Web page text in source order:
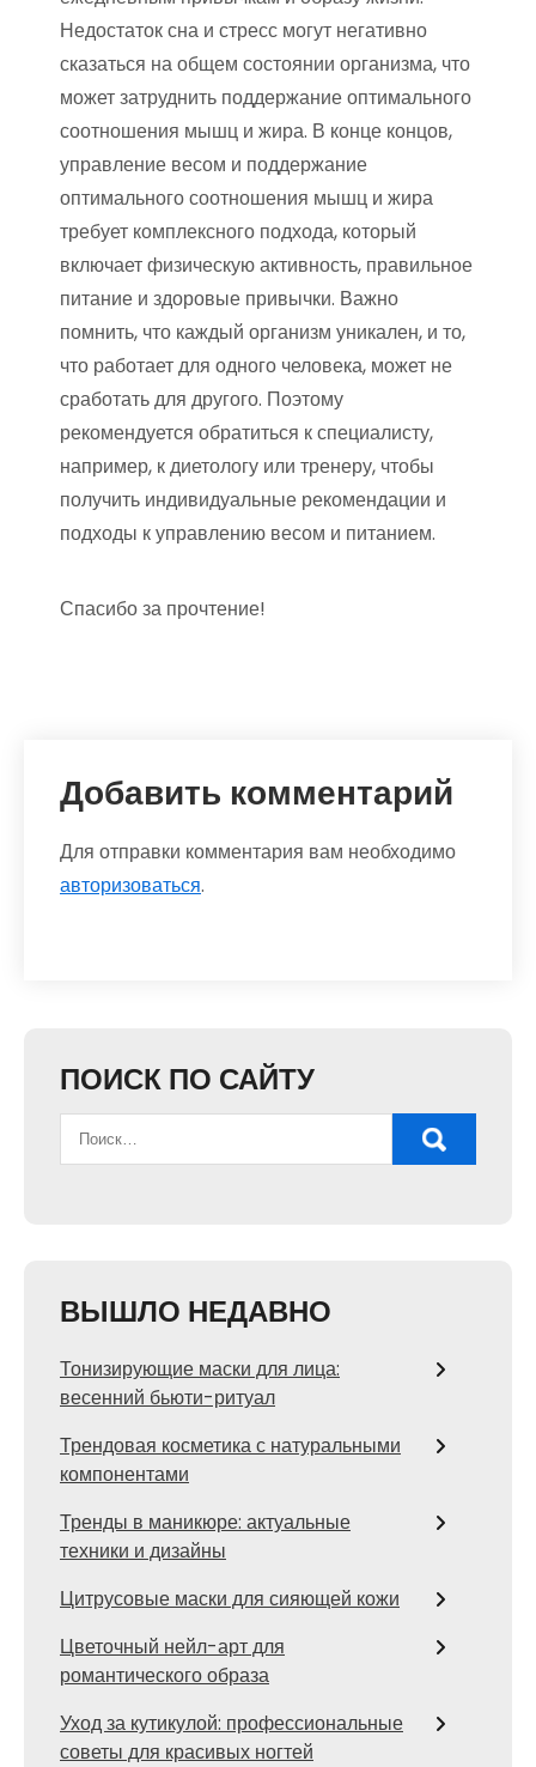
Недостаток сна и стресс могут негативно
сказаться на общем состоянии организма, что
может затруднить поддержание оптимального
соотношения мышц и жира. В конце концов,
управление весом и поддержание
оптимального соотношения мышц и жира
требует комплексного подхода, который
включает физическую активность, правильное
питание и здоровые привычки. Важно
помнить, что каждый организм уникален, и то,
что работает для одного человека, может не
сработать для другого. Поэтому
рекомендуется обратиться к специалисту,
например, к диетологу или тренеру, чтобы
получить индивидуальные рекомендации и
подходы к управлению весом и питанием.
Спасибо за прочтение!
Добавить комментарий
Для отправки комментария вам необходимо
авторизоваться.
ПОИСК ПО САЙТУ
ВЫШЛО НЕДАВНО
Тонизирующие маски для лица:
весенний бьюти-ритуал
Трендовая косметика с натуральными
компонентами
Тренды в маникюре: актуальные
техники и дизайны
Цитрусовые маски для сияющей кожи
Цветочный нейл-арт для
романтического образа
Уход за кутикулой: профессиональные
советы для красивых ногтей